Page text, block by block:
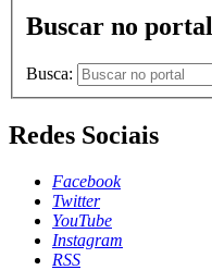
Buscar no portal
Busca:
Redes Sociais
Facebook
Twitter
YouTube
Instagram
RSS